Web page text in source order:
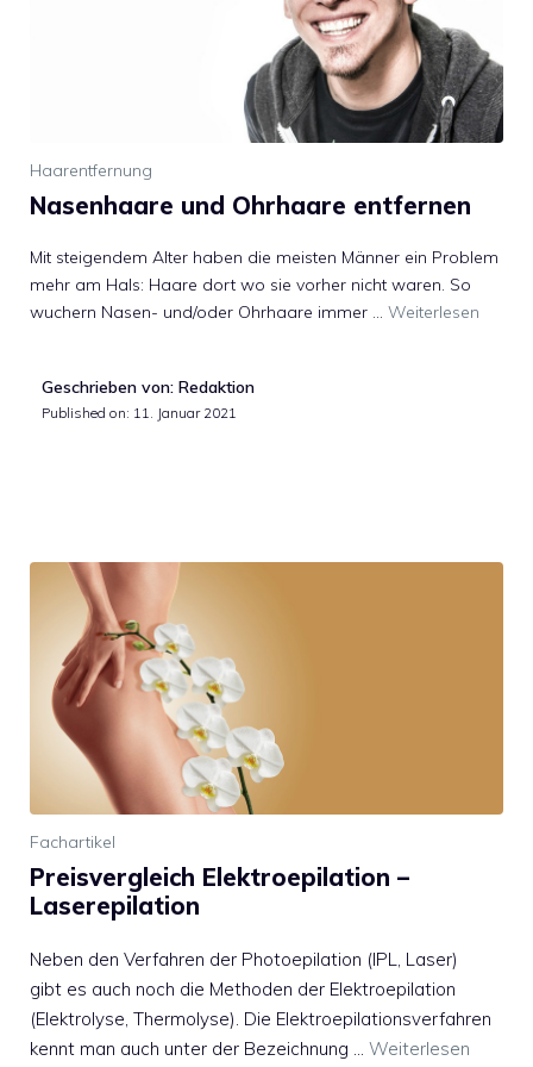
Haarentfernung
Nasenhaare und Ohrhaare entfernen
Mit steigendem Alter haben die meisten Männer ein Problem
mehr am Hals: Haare dort wo sie vorher nicht waren. So
wuchern Nasen- und/oder Ohrhaare immer … Weiterlesen
Geschrieben von: Redaktion
Published on: 11. Januar 2021
Fachartikel
Preisvergleich Elektroepilation –
Laserepilation
Neben den Verfahren der Photoepilation (IPL, Laser)
gibt es auch noch die Methoden der Elektroepilation
(Elektrolyse, Thermolyse). Die Elektroepilationsverfahren
kennt man auch unter der Bezeichnung … Weiterlesen